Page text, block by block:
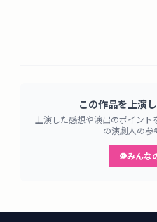
この作品を上演
上演した感想や演出のポイン
の演劇人の参
みんな